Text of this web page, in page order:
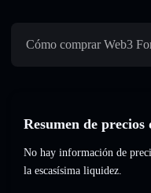
Cómo comprar Web3
Resumen de
No hay información de
la escasísima liquidez.